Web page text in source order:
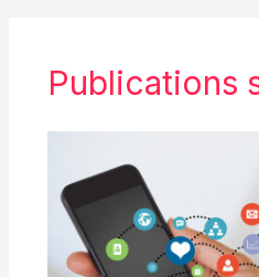
Publications